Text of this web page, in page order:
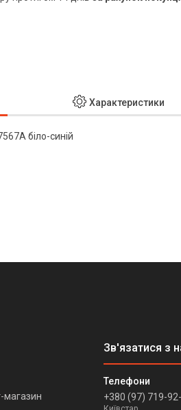
Характеристики
біло-синій
магазин +380 (97) 719-